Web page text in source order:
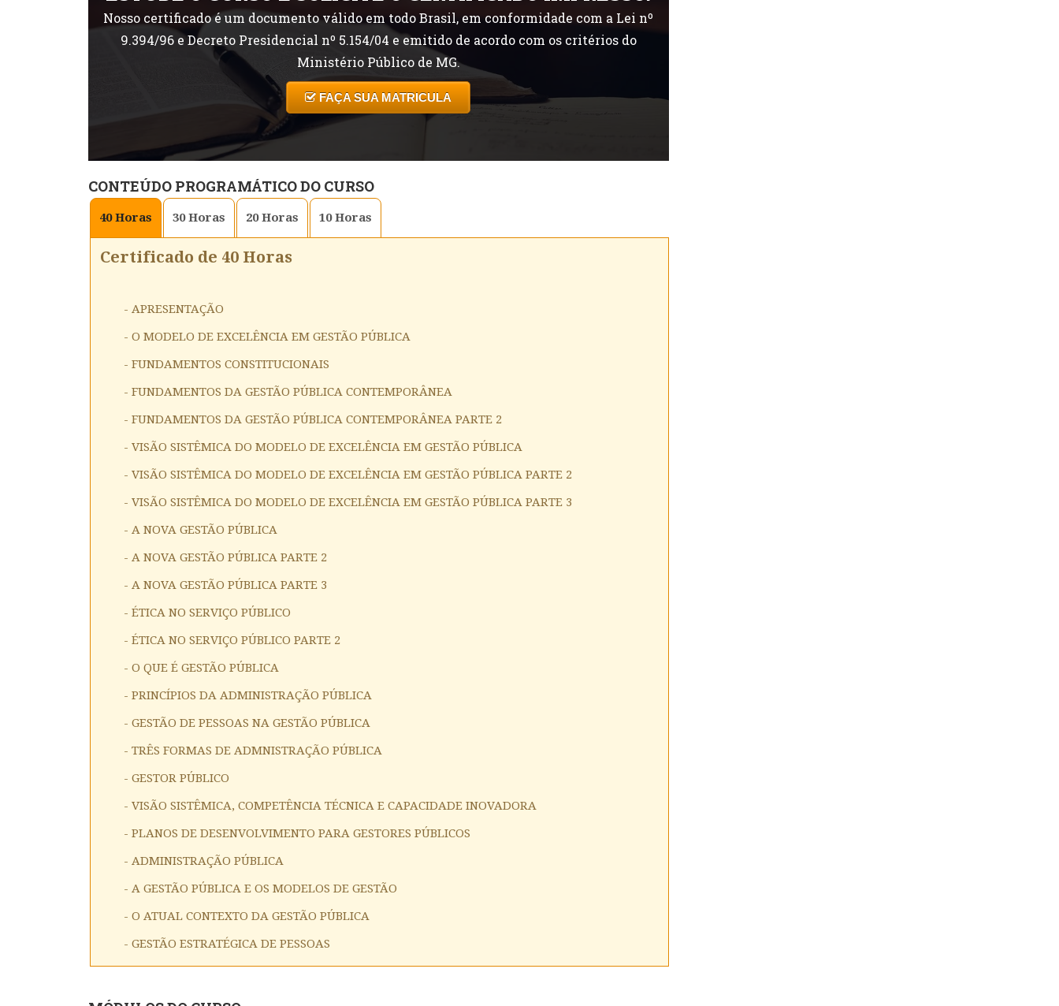
Nosso certificado é um documento válido em todo Brasil, em conformidade com a Lei nº
9.394/96 e Decreto Presidencial nº 5.154/04 e emitido de acordo com os critérios do
Ministério Público de MG.
FAÇA SUA MATRICULA
CONTEÚDO PROGRAMÁTICO DO CURSO
40Horas 30Horas 20Horas 10Horas
Certificado de 40 Horas
- APRESENTAÇÃO
- O MODELO DE EXCELÊNCIA EM GESTÃO PÚBLICA
- FUNDAMENTOS CONSTITUCIONAIS
- FUNDAMENTOS DA GESTÃO PÚBLICA CONTEMPORÂNEA
- FUNDAMENTOS DA GESTÃO PÚBLICA CONTEMPORÂNEA PARTE 2
- VISÃO SISTÊMICA DO MODELO DE EXCELÊNCIA EM GESTÃO PÚBLICA
- VISÃO SISTÊMICA DO MODELO DE EXCELÊNCIA EM GESTÃO PÚBLICA PARTE 2
- VISÃO SISTÊMICA DO MODELO DE EXCELÊNCIA EM GESTÃO PÚBLICA PARTE 3
- A NOVA GESTÃO PÚBLICA
- A NOVA GESTÃO PÚBLICA PARTE 2
- A NOVA GESTÃO PÚBLICA PARTE 3
- ÉTICA NO SERVIÇO PÚBLICO
- ÉTICA NO SERVIÇO PÚBLICO PARTE 2
- O QUE É GESTÃO PÚBLICA
- PRINCÍPIOS DA ADMINISTRAÇÃO PÚBLICA
- GESTÃO DE PESSOAS NA GESTÃO PÚBLICA
- TRÊS FORMAS DE ADMNISTRAÇÃO PÚBLICA
- GESTOR PÚBLICO
- VISÃO SISTÊMICA, COMPETÊNCIA TÉCNICA E CAPACIDADE INOVADORA
- PLANOS DE DESENVOLVIMENTO PARA GESTORES PÚBLICOS
- ADMINISTRAÇÃO PÚBLICA
- A GESTÃO PÚBLICA E OS MODELOS DE GESTÃO
- O ATUAL CONTEXTO DA GESTÃO PÚBLICA
- GESTÃO ESTRATÉGICA DE PESSOAS